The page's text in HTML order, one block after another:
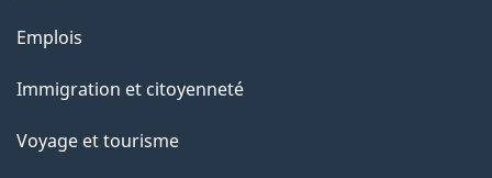
e
Thèmes
sujets
Emplois
Immigration et citoyenneté
Voyage et tourisme